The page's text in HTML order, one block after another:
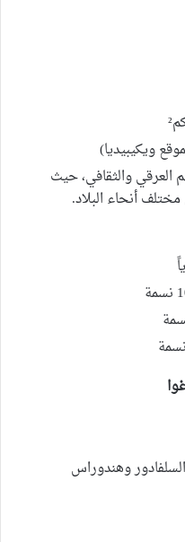
العرقي والثقافي، حيث
أنحاء البلاد.
وهندوراس